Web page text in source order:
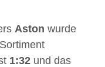
Aston wurde
1:32 und das